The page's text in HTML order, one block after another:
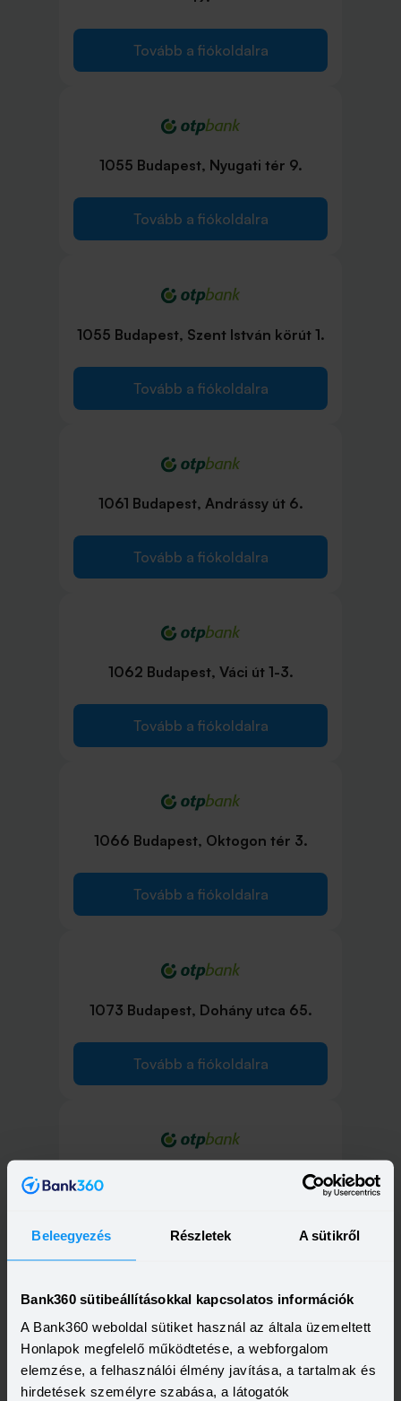
Beleegyezés Részletek A sütikről
Bank360 sütibeállításokkal kapcsolatos információk
A Bank360 weboldal sütiket használ az általa üzemeltett
Honlapok megfelelő működtetése, a webforgalom
elemzése, a felhasználói élmény javítása, a tartalmak és
hirdetések személyre szabása, a látogatók
Tovább a fiókoldalra
1055 Budapest, Nyugati tér 9.
Tovább a fiókoldalra
1055 Budapest, Szent István körút 1.
Tovább a fiókoldalra
1061 Budapest, Andrássy út 6.
Tovább a fiókoldalra
1062 Budapest, Váci út 1-3.
Tovább a fiókoldalra
1066 Budapest, Oktogon tér 3.
Tovább a fiókoldalra
1073 Budapest, Dohány utca 65.
Tovább a fiókoldalra
1073 Budapest, Erzsébet körút 41.
Tovább a fiókoldalra
1075 Budapest, Károly körút 1.